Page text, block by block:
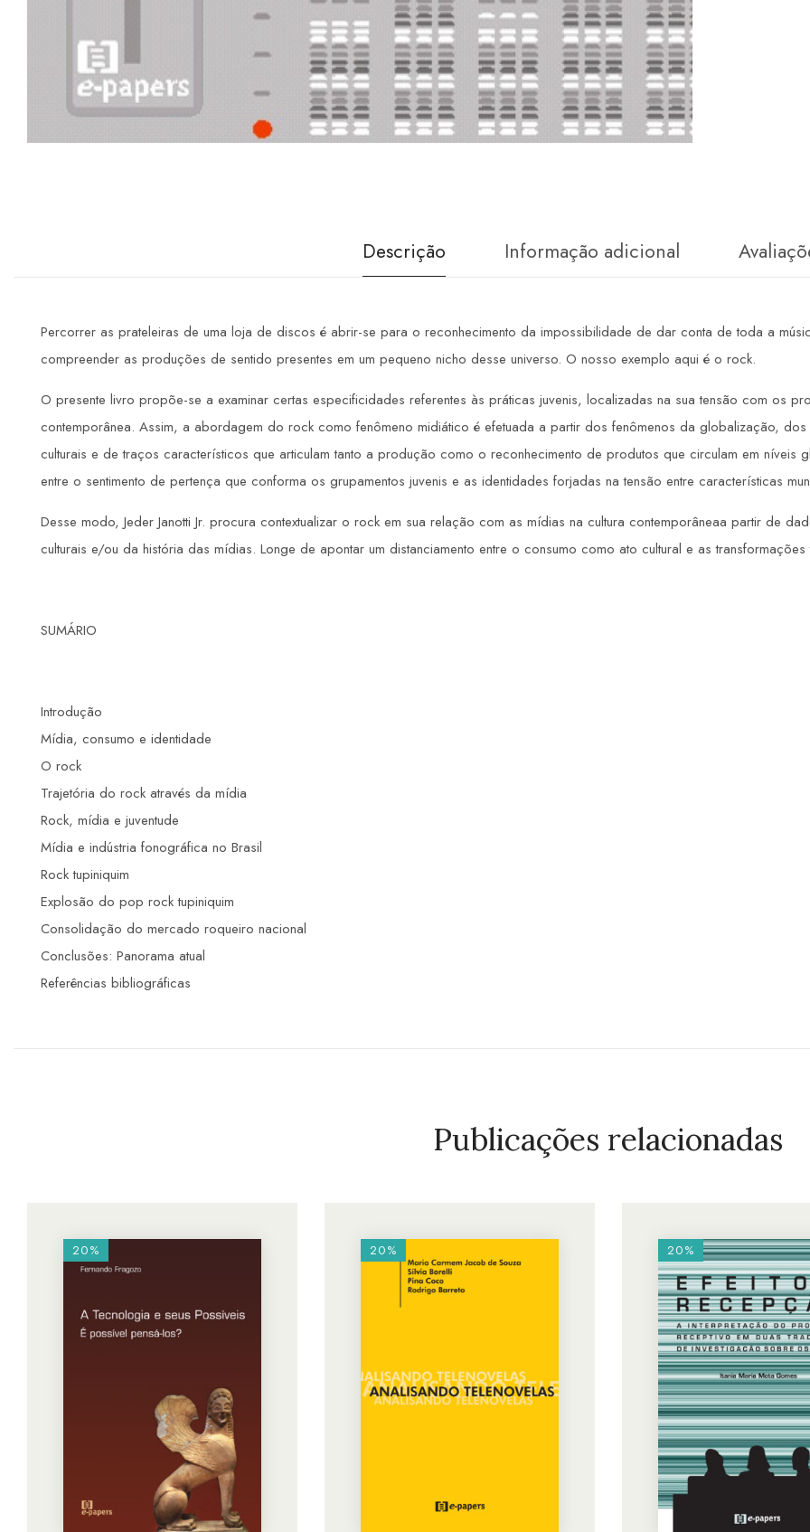
Descrição Informação adicional
Percorrer as prateleiras de uma loja de discos é abrir-se para o reconhecimento da impossibilidade de dar conta de toda a
compreender as produções de sentido presentes em um pequeno nicho desse universo. O nosso exemplo aqui é o rock.
O presente livro propõe-se a examinar certas especificidades referentes às práticas juvenis, localizadas na sua tensão com os
contemporânea. Assim, a abordagem do rock como fenômeno midiático é efetuada a partir dos fenômenos da globalização,
culturais e de traços característicos que articulam tanto a produção como o reconhecimento de produtos que circulam em
entre o sentimento de pertença que conforma os grupamentos juvenis e as identidades forjadas na tensão entre características
Desse modo, Jeder Janotti Jr. procura contextualizar o rock em sua relação com as mídias na cultura contemporâneaa partir de
culturais e/ou da história das mídias. Longe de apontar um distanciamento entre o consumo como ato cultural e as
SUMÁRIO
Introdução
Mídia, consumo e identidade
O rock
Trajetória do rock através da mídia
Rock, mídia e juventude
Mídia e indústria fonográfica no Brasil
Rock tupiniquim
Explosão do pop rock tupiniquim
Consolidação do mercado roqueiro nacional
Conclusões: Panorama atual
Referências bibliográficas
Publicações relacionadas
20% 20% 20%